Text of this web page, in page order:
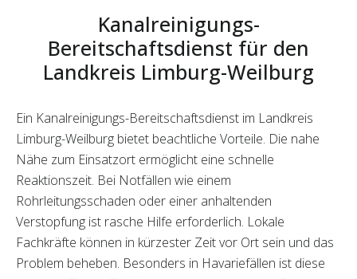
Kanalreinigungs-
Bereitschaftsdienst für den
Landkreis Limburg-Weilburg
Ein Kanalreinigungs-Bereitschaftsdienst im Landkreis
Limburg-Weilburg bietet beachtliche Vorteile. Die nahe
Nähe zum Einsatzort ermöglicht eine schnelle
Reaktionszeit. Bei Notfällen wie einem
Rohrleitungsschaden oder einer anhaltenden
Verstopfung ist rasche Hilfe erforderlich. Lokale
Fachkräfte können in kürzester Zeit vor Ort sein und das
Problem beheben. Besonders in Havariefällen ist diese